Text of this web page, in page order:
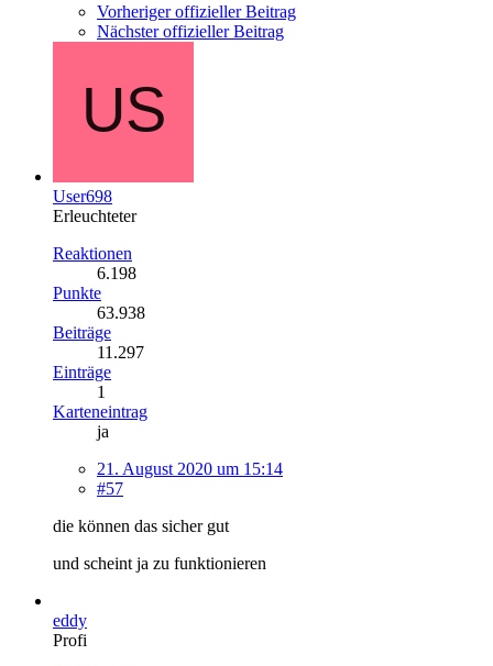
Vorheriger offizieller Beitrag
Nächster offizieller Beitrag
User698
Erleuchteter
Reaktionen
6.198
Punkte
63.938
Beiträge
11.297
Einträge
1
Karteneintrag
ja
21. August 2020 um 15:14
#57
die können das sicher gut
und scheint ja zu funktionieren
eddy
Profi